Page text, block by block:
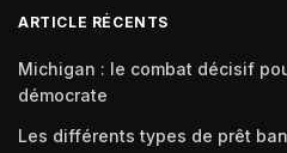
ARTICLE RÉCENTS
Michigan : le combat décisif
démocrate
Les différents types de prêt